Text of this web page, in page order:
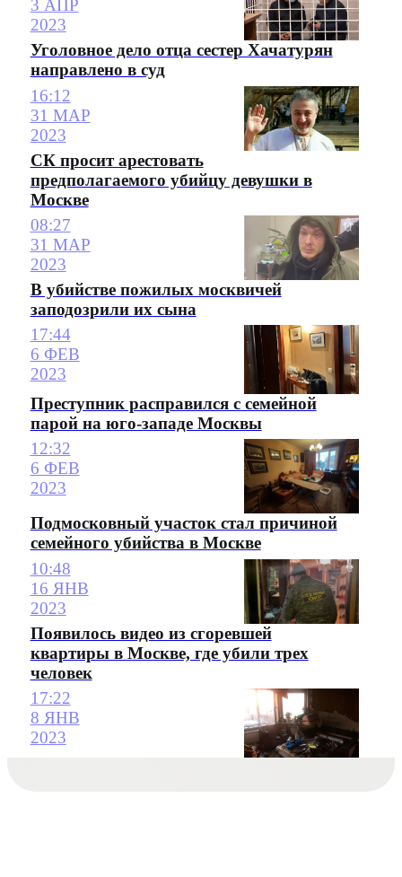
3 АПР
2023
Уголовное дело отца сестер Хачатурян
направлено в суд
16:12
31 МАР
2023
СК просит арестовать
предполагаемого убийцу девушки в
Москве
08:27
31 МАР
2023
В убийстве пожилых москвичей
заподозрили их сына
17:44
6 ФЕВ
2023
Преступник расправился с семейной
парой на юго-западе Москвы
12:32
6 ФЕВ
2023
Подмосковный участок стал причиной
семейного убийства в Москве
10:48
16 ЯНВ
2023
Появилось видео из сгоревшей
квартиры в Москве, где убили трех
человек
17:22
8 ЯНВ
2023